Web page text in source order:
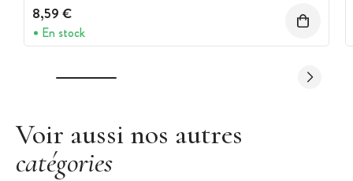
8,59 €
En stock
Voir aussi nos autres
catégories